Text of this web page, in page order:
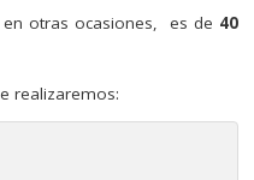
en otras ocasiones, es de 40
realizaremos: